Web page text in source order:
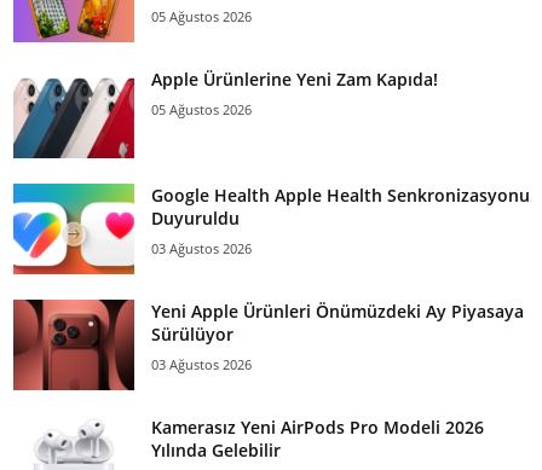
05 Ağustos 2026
Apple Ürünlerine Yeni Zam Kapıda!
05 Ağustos 2026
Google Health Apple Health Senkronizasyonu
Duyuruldu
03 Ağustos 2026
Yeni Apple Ürünleri Önümüzdeki Ay Piyasaya
Sürülüyor
03 Ağustos 2026
Kamerasız Yeni AirPods Pro Modeli 2026
Yılında Gelebilir